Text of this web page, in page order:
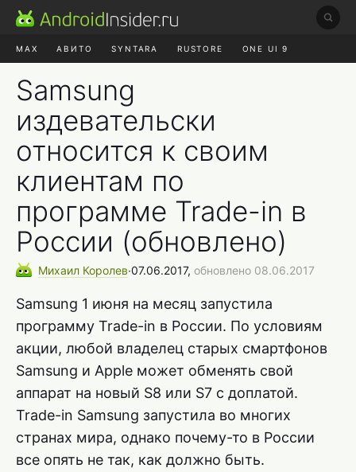
MAX АВИТО SYNTARA RUSTORE ONE UI 9
Samsung
издевательски
относится к своим
клиентам по
программе Trade-in в
России (обновлено)
Михаил Королев∙07.06.2017, обновлено 08.06.2017
Samsung 1 июня на месяц запустила
программу Trade-in в России. По условиям
акции, любой владелец старых смартфонов
Samsung и Apple может обменять свой
аппарат на новый S8 или S7 с доплатой.
Trade-in Samsung запустила во многих
странах мира, однако почему-то в России
все опять не так, как должно быть.